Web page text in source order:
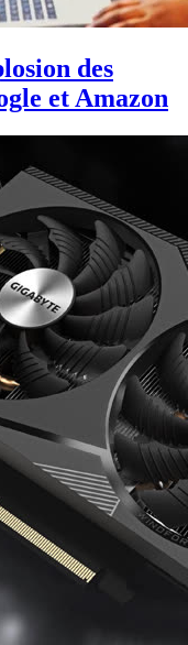
des
et Amazon